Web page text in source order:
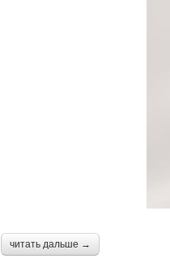
читать дальше →